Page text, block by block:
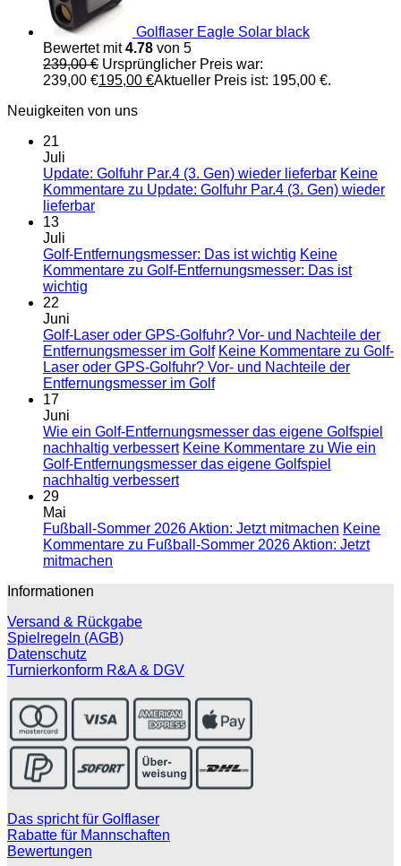
Golflaser Eagle Solar black
Bewertet mit4.78 von 5
239,00€ Ursprünglicher Preis war:
239,00 €195,00 €Aktueller Preis ist: 195,00 €.
Neuigkeiten von uns
21
Juli
Update: Golfuhr Par.4 (3. Gen) wieder lieferbar Keine
Kommentare zu Update: Golfuhr Par.4 (3. Gen) wieder
lieferbar
13
Juli
Golf-Entfernungsmesser: Das ist wichtig Keine
Kommentare zu Golf-Entfernungsmesser: Das ist
wichtig
22
Juni
Golf-Laser oder GPS-Golfuhr? Vor- und Nachteile der
Entfernungsmesser im Golf Keine Kommentare zu Golf-
Laser oder GPS-Golfuhr? Vor- und Nachteile der
Entfernungsmesser im Golf
17
Juni
Wie ein Golf-Entfernungsmesser das eigene Golfspiel
nachhaltig verbessert Keine Kommentare zu Wie ein
Golf-Entfernungsmesser das eigene Golfspiel
nachhaltig verbessert
29
Mai
Fußball-Sommer 2026 Aktion: Jetzt mitmachen Keine
Kommentare zu Fußball-Sommer 2026 Aktion: Jetzt
mitmachen
Informationen
Versand & Rückgabe
Spielregeln (AGB)
Datenschutz
Turnierkonform R&A & DGV
Das spricht für Golflaser
Rabatte für Mannschaften
Bewertungen